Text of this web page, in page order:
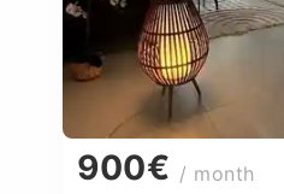
900€ / month